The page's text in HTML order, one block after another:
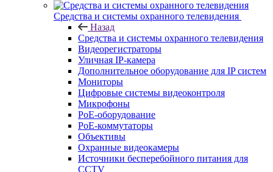
Средства и системы охранного телевидения
Назад
Средства и системы охранного телевидения
Видеорегистраторы
Уличная IP-камера
Дополнительное оборудование для IP систем
Мониторы
Цифровые системы видеоконтроля
Микрофоны
PoE-оборудование
PoE-коммутаторы
Объективы
Охранные видеокамеры
Источники бесперебойного питания для
CCTV